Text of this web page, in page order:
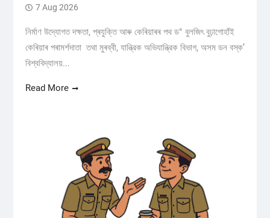
7 Aug 2026
নিৰ্মাণ উদ্যোগত দক্ষতা, প্ৰযুক্তি আৰু কেৰিয়াৰৰ পথ ড° বুলজিৎ বুঢ়াগোহাঁই
কেৰিয়াৰ পৰামৰ্শদাতা তথা মুৰব্বী, যান্ত্রিক অভিযান্ত্রিক বিভাগ, অসম ডন বস্ক’
বিশ্ববিদ্যালয়...
Read More